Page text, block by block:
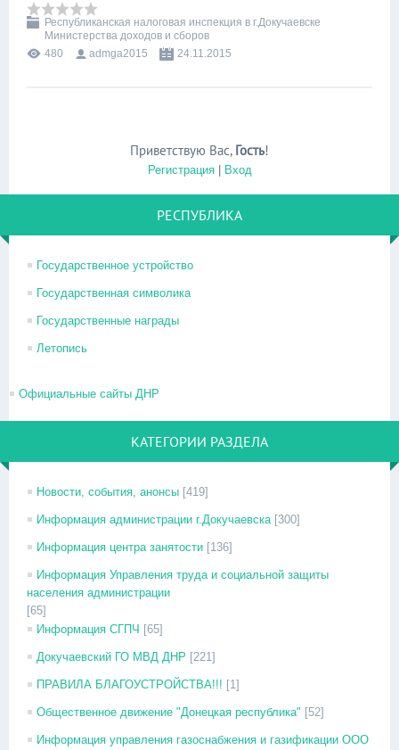
Республиканская налоговая инспекция в г.Докучаевске
Министерства доходов и сборов
480
admga2015 24.11.2015
Приветствую Вас, Гость!
Регистрация| Вход
РЕСПУБЛИКА
Государственное устройство
Государственная символика
Государственные награды
Летопись
Официальные сайты ДНР
КАТЕГОРИИ РАЗДЕЛА
Новости, события, анонсы [419]
Информация администрации г.Докучаевска [300]
Информация центра занятости [136]
Информация Управления труда и социальной защиты
населения администрации
[65]
Информация СГПЧ [65]
Докучаевский ГО МВД ДНР [221]
ПРАВИЛА БЛАГОУСТРОЙСТВА!!! [1]
Общественное движение "Донецкая республика" [52]
Информация управления газоснабжения и газификации ООО